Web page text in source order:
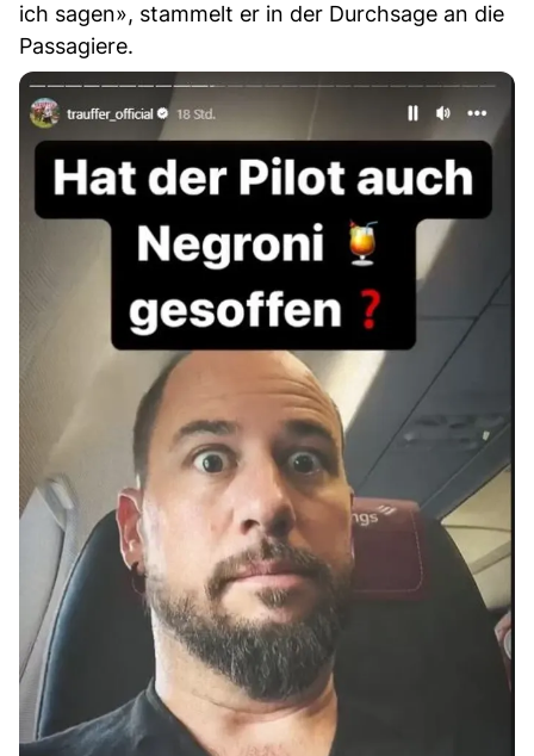
ich sagen», stammelt er in der Durchsage an die
Passagiere.